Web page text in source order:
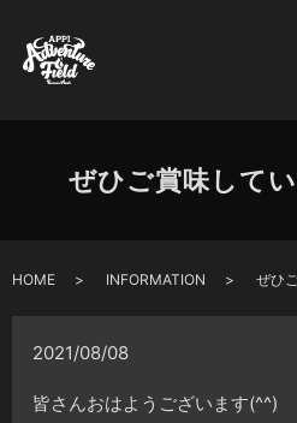
ぜひご賞味して
HOME INFORMATION ぜひ
2021/08/08
皆さんおはようございます(^^)